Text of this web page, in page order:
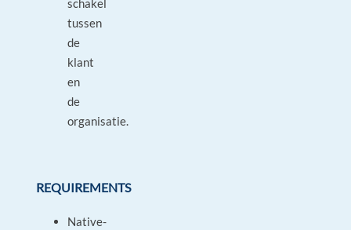
schakel
tussen
de
klant
en
de
organisatie.
REQUIREMENTS
Native-